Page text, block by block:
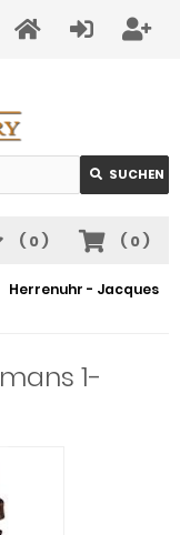
SUCHEN
( 0)
( 0)
Herrenuhr - Jacques
1-